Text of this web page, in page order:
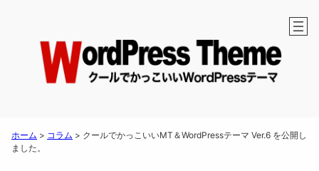
ホーム > コラム > クールでかっこいいMT＆WordPressテーマ Ver.6 を公開し
ました。